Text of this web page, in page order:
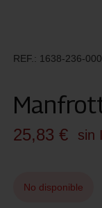
REF. 1638-236-
25,83 € sin
No disponible